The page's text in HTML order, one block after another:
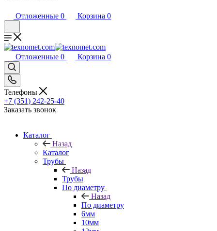
Отложенные 0 Корзина 0
Отложенные 0 Корзина 0
Телефоны
+7 (351) 242-25-40
Заказать звонок
Каталог
Назад
Каталог
Трубы
Назад
Трубы
По диаметру
Назад
По диаметру
6мм
10мм